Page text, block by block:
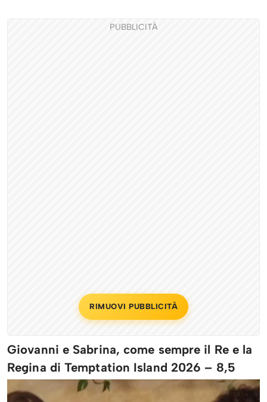
PUBBLICITÀ
RIMUOVI PUBBLICITÀ
Giovanni e Sabrina, come sempre il Re e la
Regina di Temptation Island 2026 – 8,5